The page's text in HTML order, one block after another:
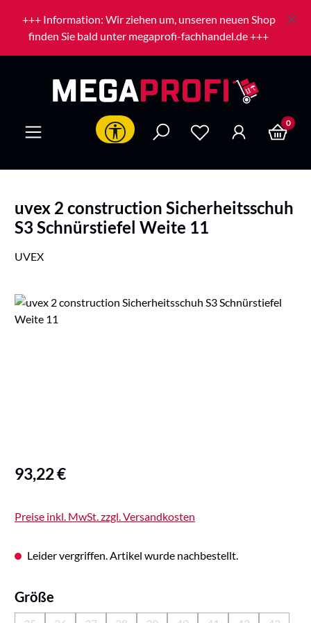
Zum Hauptinhalt springen
+++ Information: Wir ziehen um, unseren neuen Shop
finden Sie bald unter megaprofi-fachhandel.de +++
Werkzeugleiste anzeigen 0
uvex 2 construction Sicherheitsschuh
S3 Schnürstiefel Weite 11
UVEX
Bildergalerie überspringen
Regulärer Preis:
93,22 €
Preise inkl. MwSt. zzgl. Versandkosten
Leider vergriffen. Artikel wurde nachbestellt.
Größe